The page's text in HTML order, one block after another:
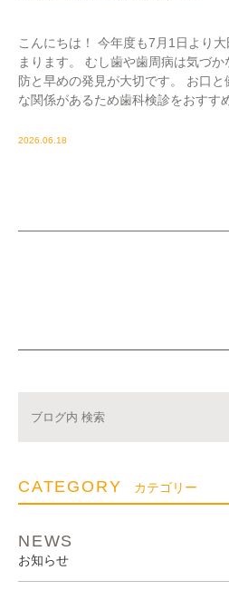
こんにちは！ 今年度も7月1日より
まります。 むし歯や歯周病は気づ
防と早めの発見が大切です。 お口
な関係があるため歯科検診をおすす
2026.06.18
CATEGORY カテゴリー
NEWS
お知らせ